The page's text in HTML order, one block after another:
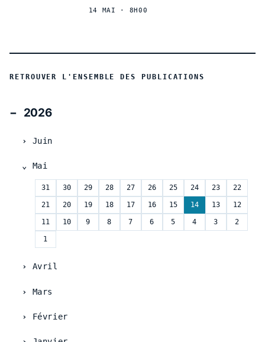
14 MAI · 8H00
RETROUVER L'ENSEMBLE DES PUBLICATIONS
2026
Juin
Mai
31 30 29 28 27 26 25 24 23 22
21 20 19 18 17 16 15 14 13 12
11 10 9 8 7 6 5 4 3 2
1
Avril
Mars
Février